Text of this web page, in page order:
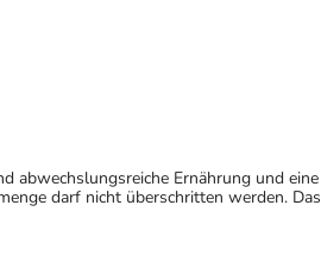
abwechslungsreiche Ernährung und eine
darf nicht überschritten werden. Das